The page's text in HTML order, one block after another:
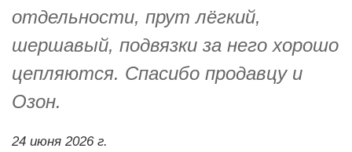
отдельности, прут лёгкий,
шершавый, подвязки за него хорошо
цепляются. Спасибо продавцу и
Озон.
24 июня 2026 г.